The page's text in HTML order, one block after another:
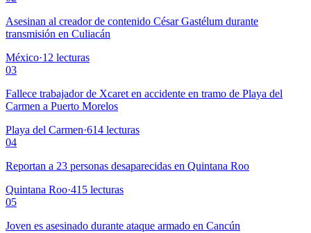
Asesinan al creador de contenido César Gastélum durante
transmisión en Culiacán
México·12 lecturas
03
Fallece trabajador de Xcaret en accidente en tramo de Playa del
Carmen a Puerto Morelos
Playa del Carmen·614 lecturas
04
Reportan a 23 personas desaparecidas en Quintana Roo
Quintana Roo·415 lecturas
05
Joven es asesinado durante ataque armado en Cancún